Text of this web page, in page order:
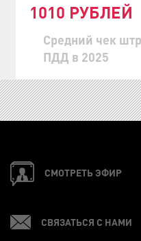
1010 РУБЛЕЙ
Средний чек
ПДД в 2025
СМОТРЕТЬ ЭФИР
СВЯЗАТЬСЯ С НАМИ